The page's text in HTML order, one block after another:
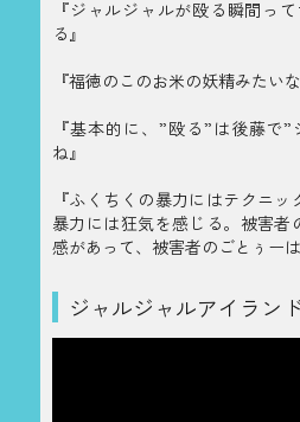
『ジャルジャルが殴る瞬間っ
る』
『福徳のこのお米の妖精みたい
『基本的に、”殴る”は後藤で
ね』
『ふくちくの暴力にはテクニ
暴力には狂気を感じる。被害者
感があって、被害者のごとぅー
ジャルジャルアイラン